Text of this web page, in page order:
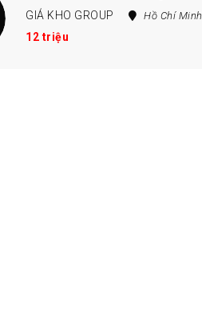
GIÁ KHO GROUP
Hồ Chí Minh
12 triệu